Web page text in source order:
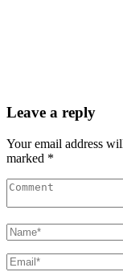
Leave a reply
Your email address
marked *